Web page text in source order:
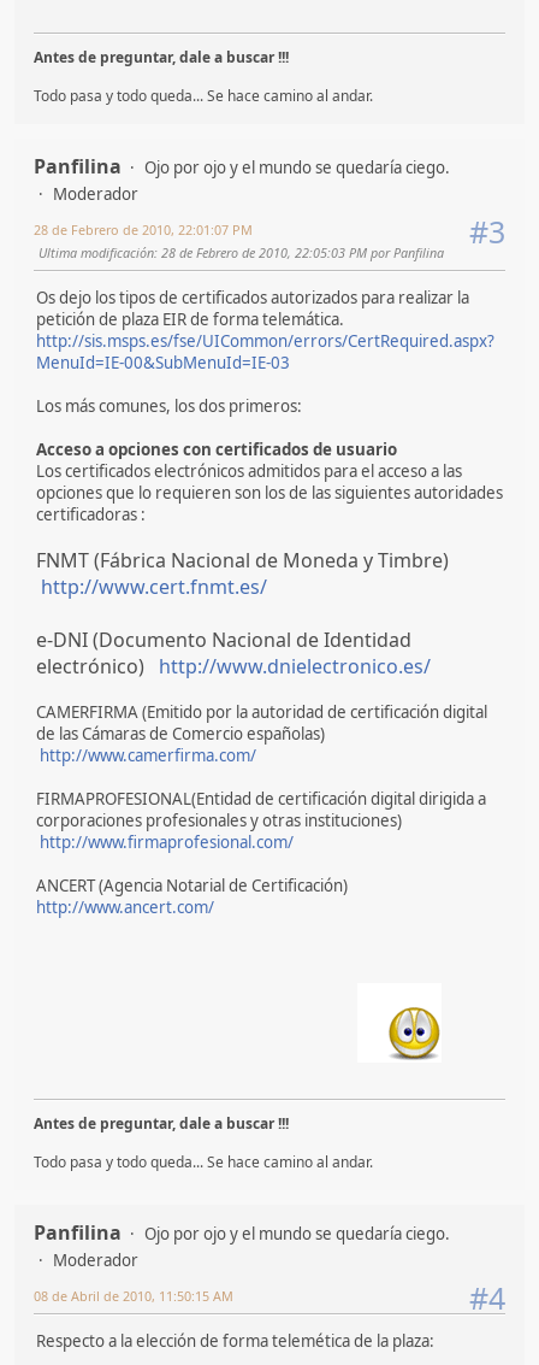
Antes de preguntar, dale a buscar !!!
Todo pasa y todo queda... Se hace camino al andar.
Panfilina
Ojo por ojo y el mundo se quedaría ciego.
Moderador
#3
28 de Febrero de 2010, 22:01:07 PM
Ultima modificación: 28 de Febrero de 2010, 22:05:03 PM por Panfilina
Os dejo los tipos de certificados autorizados para realizar la
petición de plaza EIR de forma telemática.
http://sis.msps.es/fse/UICommon/errors/CertRequired.aspx?
MenuId=IE-00&SubMenuId=IE-03
Los más comunes, los dos primeros:
Acceso a opciones con certificados de usuario
Los certificados electrónicos admitidos para el acceso a las
opciones que lo requieren son los de las siguientes autoridades
certificadoras :
FNMT (Fábrica Nacional de Moneda y Timbre)
http://www.cert.fnmt.es/
e-DNI (Documento Nacional de Identidad
electrónico) http://www.dnielectronico.es/
CAMERFIRMA (Emitido por la autoridad de certificación digital
de las Cámaras de Comercio españolas)
http://www.camerfirma.com/
FIRMAPROFESIONAL(Entidad de certificación digital dirigida a
corporaciones profesionales y otras instituciones)
http://www.firmaprofesional.com/
ANCERT (Agencia Notarial de Certificación)
http://www.ancert.com/
Antes de preguntar, dale a buscar !!!
Todo pasa y todo queda... Se hace camino al andar.
Panfilina
Ojo por ojo y el mundo se quedaría ciego.
Moderador
#4
08 de Abril de 2010, 11:50:15 AM
Respecto a la elección de forma telemética de la plaza: